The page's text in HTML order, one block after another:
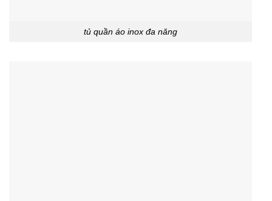
tủ quần áo inox đa năng